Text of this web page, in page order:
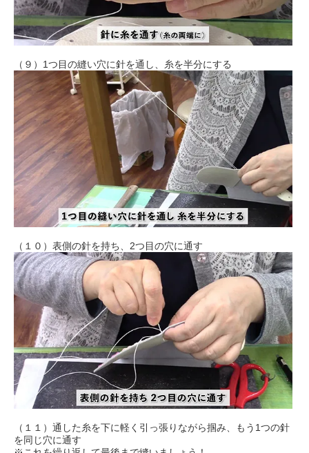
（９）1つ目の縫い穴に針を通し、糸を半分にする
（１０）表側の針を持ち、2つ目の穴に通す
（１１）通した糸を下に軽く引っ張りながら掴み、もう1つの針
を同じ穴に通す